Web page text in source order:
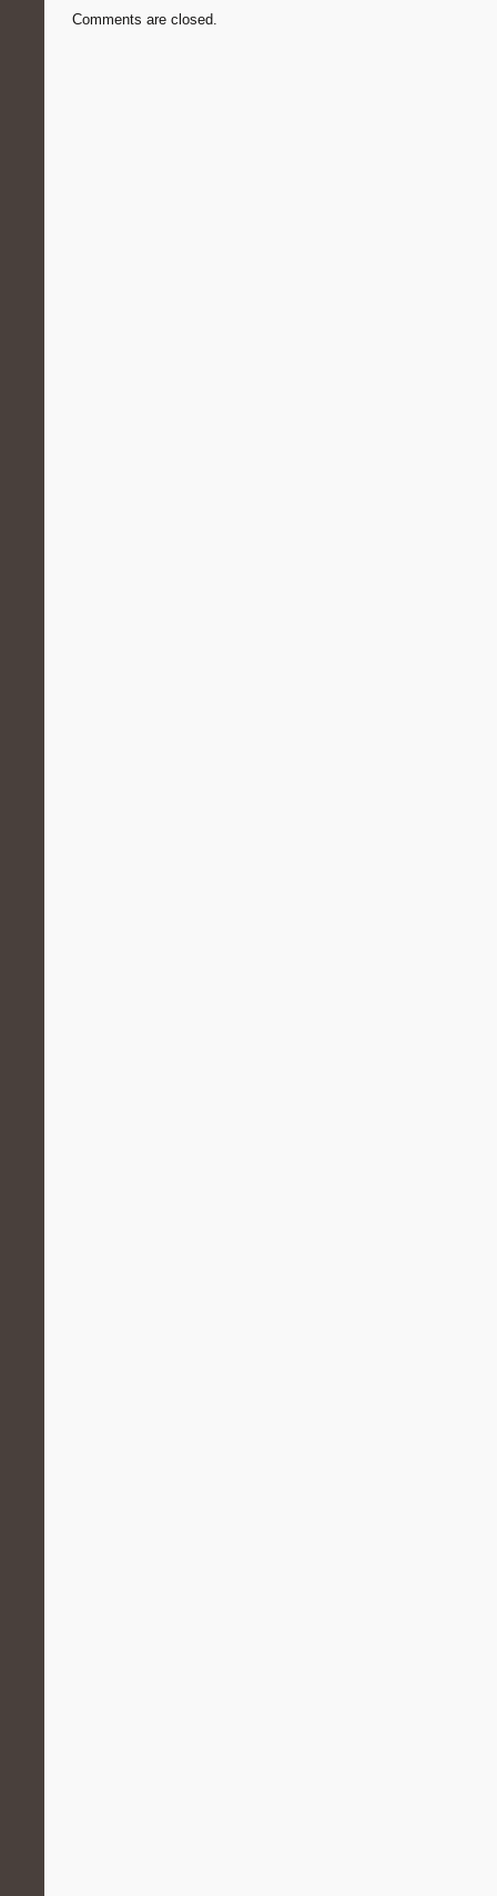
Comments are closed.